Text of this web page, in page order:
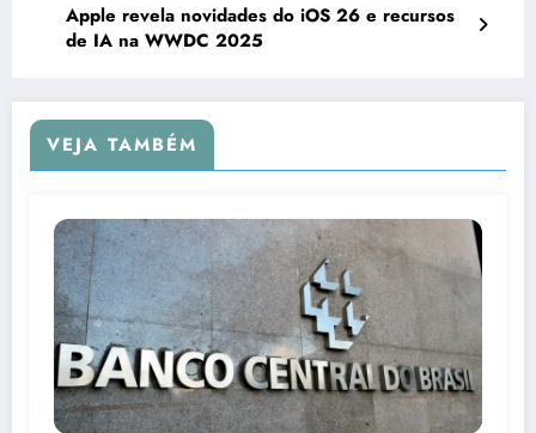
Apple revela novidades do iOS 26 e recursos
de IA na WWDC 2025
VEJA TAMBÉM